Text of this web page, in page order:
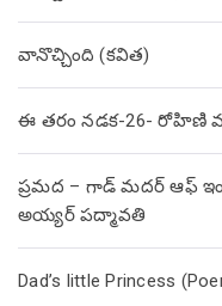
వానొచ్చింది (కవిత)
ఈ తరం నడక-26- రోహిణి
ప్రమద – గాడ్ మదర్ ఆఫ్
అయ్యర్ పద్మావతి
Dad’s little Princess